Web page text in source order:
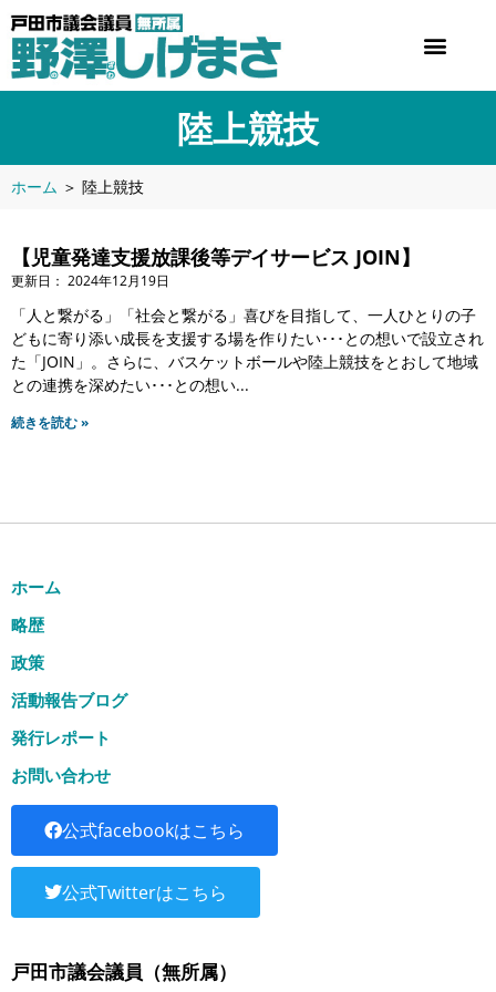
陸上競技
ホーム ＞ 陸上競技
【児童発達支援放課後等デイサービス JOIN】
2024年12月19日
「人と繋がる」「社会と繋がる」喜びを目指して、一人ひとりの子
どもに寄り添い成長を支援する場を作りたい･･･との想いで設立され
た「JOIN」。さらに、バスケットボールや陸上競技をとおして地域
との連携を深めたい･･･との想い
続きを読む »
ホーム
略歴
政策
活動報告ブログ
発行レポート
お問い合わせ
公式facebookはこちら
公式Twitterはこちら
戸田市議会議員（無所属）